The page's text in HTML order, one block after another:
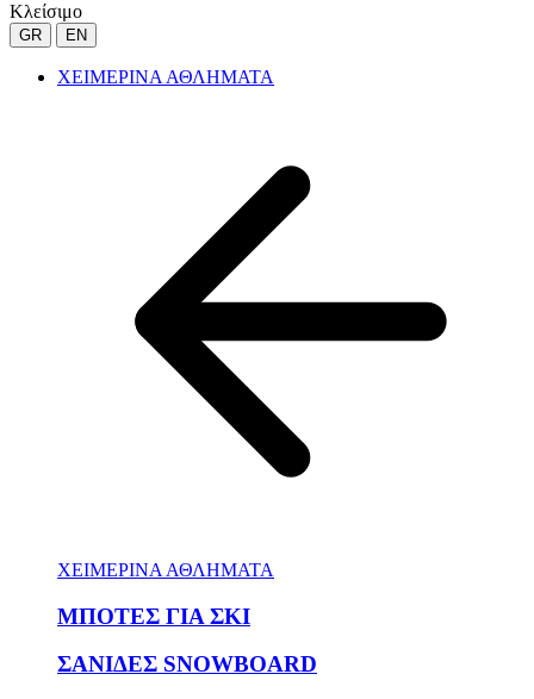
Κλείσιμο
GR EN
ΧΕΙΜΕΡΙΝΑ ΑΘΛΗΜΑΤΑ
ΧΕΙΜΕΡΙΝΑ ΑΘΛΗΜΑΤΑ
ΜΠΟΤΕΣ ΓΙΑ ΣΚΙ
ΣΑΝΙΔΕΣ SNOWBOARD